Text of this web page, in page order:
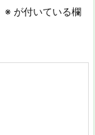
※ が付いている欄